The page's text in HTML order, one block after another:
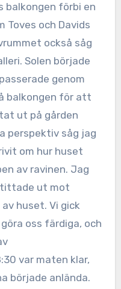
balkongen förbi en
Toves och Davids
också såg
Solen började
genom
balkongen för att
ut på gården
perspektiv såg jag
om hur huset
av ravinen. Jag
ut mot
huset. Vi gick
oss färdiga, och
var maten klar,
började anlända.